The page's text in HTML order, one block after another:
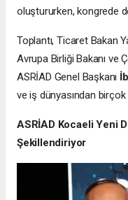
oluştururken, kongrede
Toplantı, Ticaret Bakan
Avrupa Birliği Bakanı ve
ASRİAD Genel Başkanı
ve iş dünyasından birçok
ASRİAD Kocaeli Yeni
Şekillendiriyor